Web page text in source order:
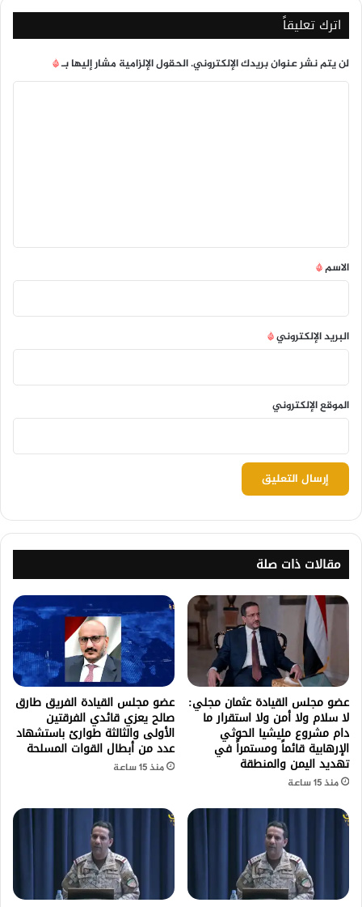
اترك تعليقاً
لن يتم نشر عنوان بريدك الإلكتروني.الحقول الإلزامية مشار إليها بـ*
*
الاسم*
البريد الإلكتروني*
الموقع الإلكتروني
مقالات ذات صلة
عضو مجلس القيادة عثمان مجلي:
لا سلام ولا أمن ولا استقرار ما
دام مشروع مليشيا الحوثي
الإرهابية قائماً ومستمراً في
تهديد اليمن والمنطقة
منذ 15 ساعة
عضو مجلس القيادة الفريق طارق
صالح يعزي قائدي الفرقتين
الأولى والثالثة طوارئ باستشهاد
عدد من أبطال القوات المسلحة
منذ 15 ساعة